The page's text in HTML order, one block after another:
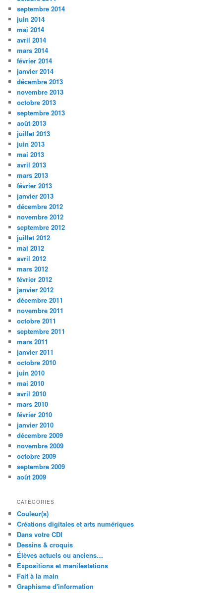
septembre 2014
juin 2014
mai 2014
avril 2014
mars 2014
février 2014
janvier 2014
décembre 2013
novembre 2013
octobre 2013
septembre 2013
août 2013
juillet 2013
juin 2013
mai 2013
avril 2013
mars 2013
février 2013
janvier 2013
décembre 2012
novembre 2012
septembre 2012
juillet 2012
mai 2012
avril 2012
mars 2012
février 2012
janvier 2012
décembre 2011
novembre 2011
octobre 2011
septembre 2011
mars 2011
janvier 2011
octobre 2010
juin 2010
mai 2010
avril 2010
mars 2010
février 2010
janvier 2010
décembre 2009
novembre 2009
octobre 2009
septembre 2009
août 2009
CATÉGORIES
Couleur(s)
Créations digitales et arts numériques
Dans votre CDI
Dessins & croquis
Élèves actuels ou anciens…
Expositions et manifestations
Fait à la main
Graphisme d'information